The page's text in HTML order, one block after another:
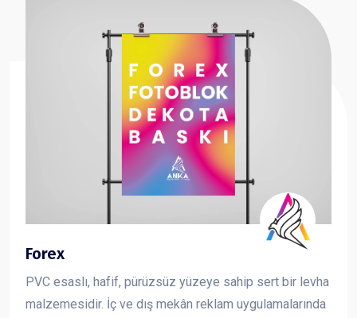
Forex
PVC esaslı, hafif, pürüzsüz yüzeye sahip sert bir levha
malzemesidir. İç ve dış mekân reklam uygulamalarında